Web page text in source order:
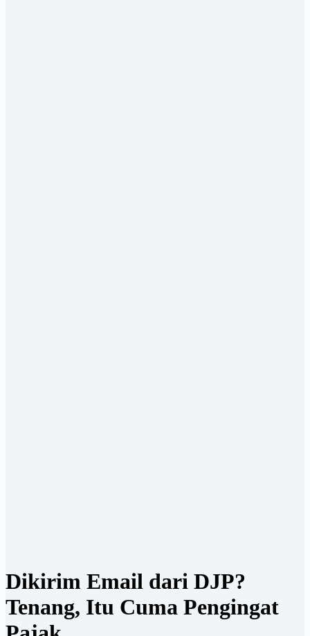
Dikirim Email dari DJP?
Tenang, Itu Cuma Pengingat